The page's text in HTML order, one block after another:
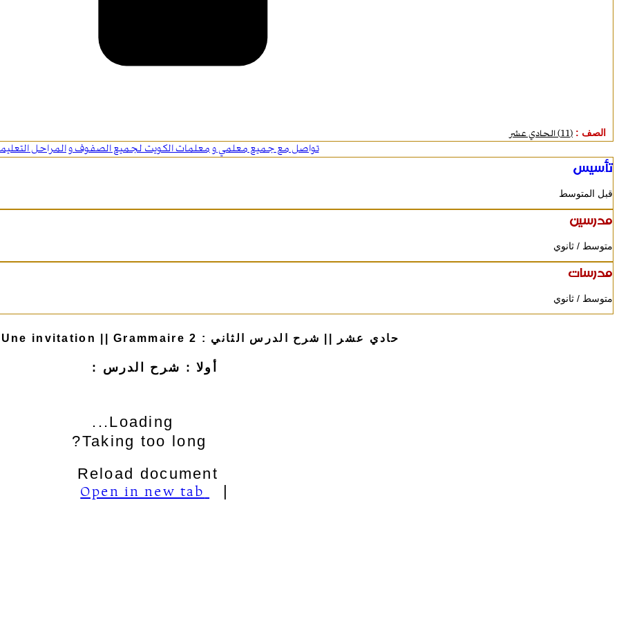
الصف : (11) الحادي عشر
تواصل مع جميع معلمي و معلمات الكويت لجميع الصفوف و المراحل
تأسيس
قبل المتوسط
مدرسين
متوسط / ثانوي
مدرسات
متوسط / ثانوي
حادي عشر || شرح الدرس الثاني : 2 Dossier (2) || Une invitation || Grammaire
أولا : شرح الدرس :
Loading...
Taking too long?
|
Open in new tab